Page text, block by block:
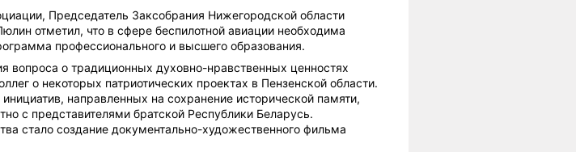
Председатель Заксобрания Нижегородской области
отметил, что в сфере беспилотной авиации необходима
профессионального и высшего образования.
вопроса о традиционных духовно-нравственных ценностях
о некоторых патриотических проектах в Пензенской области.
направленных на сохранение исторической памяти,
с представителями братской Республики Беларусь.
стало создание документально-художественного фильма